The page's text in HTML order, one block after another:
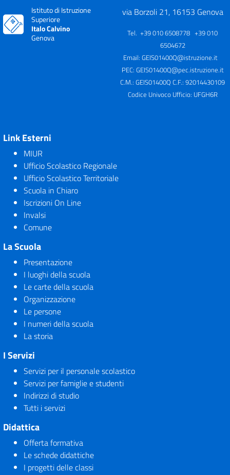
Istituto di Istruzione
Superiore
Italo Calvino
Genova
via Borzoli 21, 16153 Genova
Tel. +39 010 6508778 +39 010
6504672
Email: GEIS01400Q@istruzione.it
PEC: GEIS01400Q@pec.istruzione.it
C.M.: GEIS01400Q C.F.: 92014430109
Codice Univoco Ufficio: UFGH6R
Link Esterni
MIUR
Ufficio Scolastico Regionale
Ufficio Scolastico Territoriale
Scuola in Chiaro
Iscrizioni On Line
Invalsi
Comune
La Scuola
Presentazione
I luoghi della scuola
Le carte della scuola
Organizzazione
Le persone
I numeri della scuola
La storia
I Servizi
Servizi per il personale scolastico
Servizi per famiglie e studenti
Indirizzi di studio
Tutti i servizi
Didattica
Offerta formativa
Le schede didattiche
I progetti delle classi